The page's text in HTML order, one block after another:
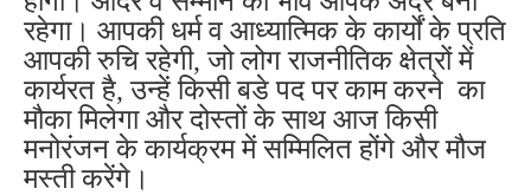
रहेगा। आपकी धर्म व आध्यात्मिक के कार्यों के प्रति
आपकी रुचि रहेगी, जो लोग राजनीतिक क्षेत्रों में
कार्यरत है, उन्हें किसी बडे पद पर काम करने का
मौका मिलेगा और दोस्तों के साथ आज किसी
मनोरंजन के कार्यक्रम में सम्मिलित होंगे और मौज
मस्ती करेंगे।